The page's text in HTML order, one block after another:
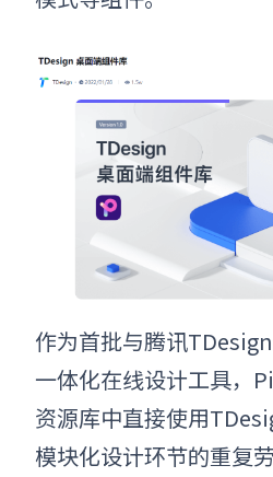
作为首批与腾讯
一体化在线设计工具，
资源库中直接使用
模块化设计环节的重复